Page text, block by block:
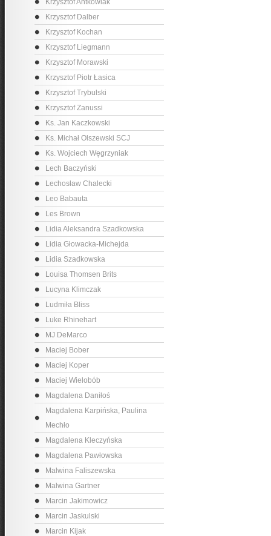
Krzysztof Antkowiak
Krzysztof Dalber
Krzysztof Kochan
Krzysztof Liegmann
Krzysztof Morawski
Krzysztof Piotr Łasica
Krzysztof Trybulski
Krzysztof Zanussi
Ks. Jan Kaczkowski
Ks. Michał Olszewski SCJ
Ks. Wojciech Węgrzyniak
Lech Baczyński
Lechosław Chalecki
Leo Babauta
Les Brown
Lidia Aleksandra Szadkowska
Lidia Głowacka-Michejda
Lidia Szadkowska
Louisa Thomsen Brits
Lucyna Klimczak
Ludmiła Bliss
Luke Rhinehart
MJ DeMarco
Maciej Bober
Maciej Koper
Maciej Wielobób
Magdalena Daniłoś
Magdalena Karpińska, Paulina
Mechło
Magdalena Kleczyńska
Magdalena Pawłowska
Malwina Faliszewska
Malwina Gartner
Marcin Jakimowicz
Marcin Jaskulski
Marcin Kijak